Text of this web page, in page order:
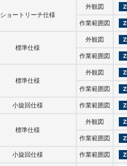
ショートリーチ仕様
外観図
作業範囲図
標準仕様
外観図
作業範囲図
標準仕様
外観図
作業範囲図
小旋回仕様 作業範囲図
標準仕様
外観図
作業範囲図
小旋回仕様 作業範囲図